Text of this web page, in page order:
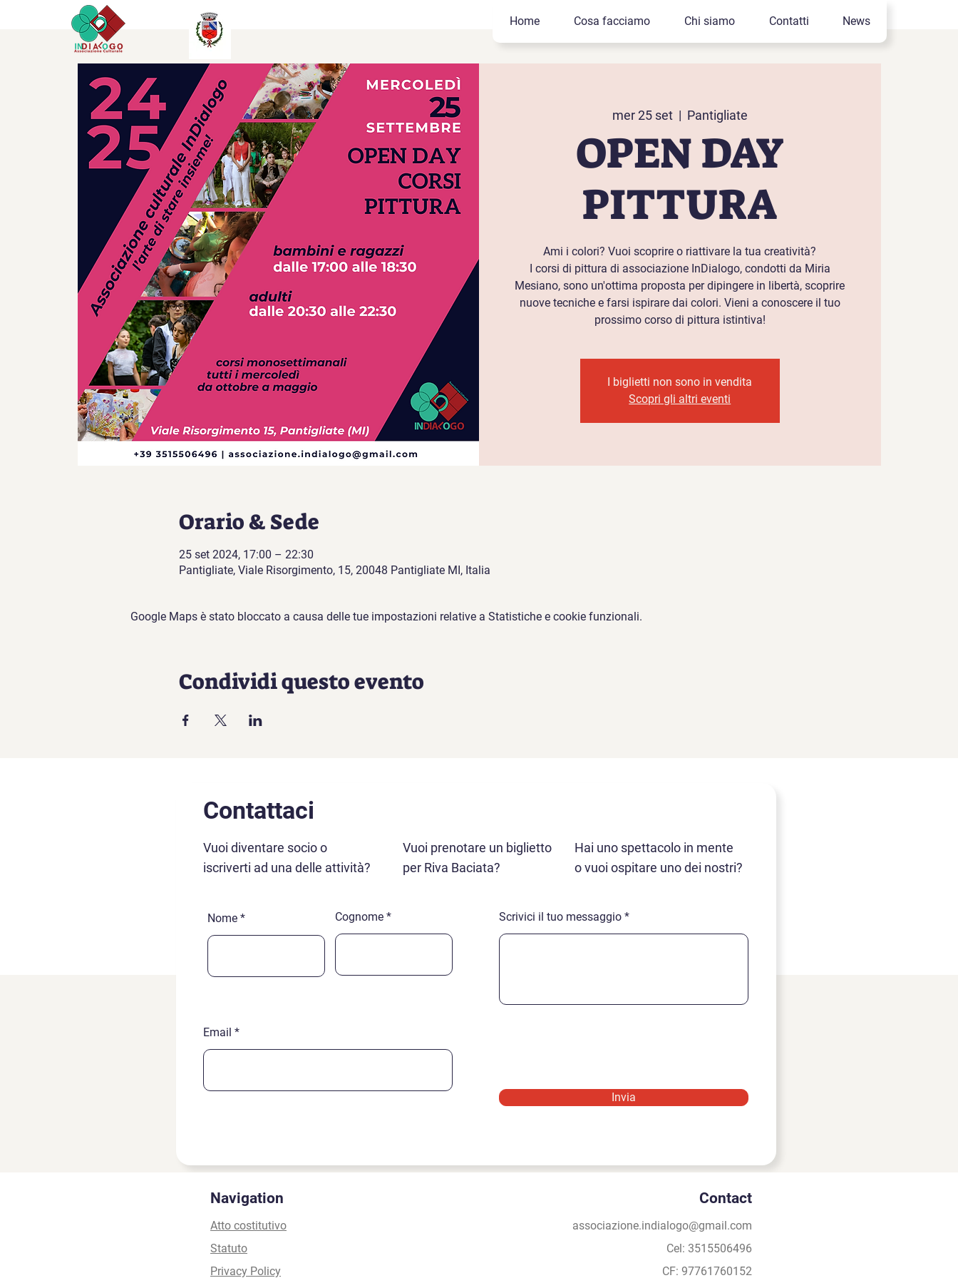
Home Cosa facciamo Chi siamo Contatti News
mer 25 set
  |
Pantigliate
OPEN DAY
PITTURA
Ami i colori? Vuoi scoprire o riattivare la tua creatività?
I corsi di pittura di associazione InDialogo, condotti da Miria
Mesiano, sono un'ottima proposta per dipingere in libertà, scoprire
nuove tecniche e farsi ispirare dai colori. Vieni a conoscere il tuo
prossimo corso di pittura istintiva!
I biglietti non sono in vendita
Scopri gli altri eventi
Orario & Sede
25 set 2024, 17:00 – 22:30
Pantigliate, Viale Risorgimento, 15, 20048 Pantigliate MI, Italia
Google Maps è stato bloccato a causa delle tue impostazioni relative a Statistiche e cookie funzionali.
Condividi questo evento
Contattaci
Vuoi diventare socio o
iscriverti ad una delle attività?
Vuoi prenotare un biglietto
per Riva Baciata?
Hai uno spettacolo in mente
o vuoi ospitare uno dei nostri?
Nome Cognome Scrivici il tuo messaggio
Email
Invia
Navigation
Atto costitutivo
Statuto
Privacy Policy
Contact
associazione.indialogo@gmail.com
Cel: 3515506496
CF: 97761760152